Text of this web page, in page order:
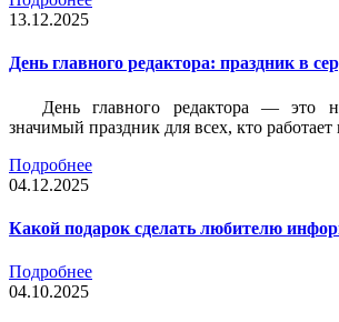
13.12.2025
День главного редактора: праздник в
День главного редактора — это
значимый праздник для всех, кто работает
Подробнее
04.12.2025
Какой подарок сделать любителю
Подробнее
04.10.2025